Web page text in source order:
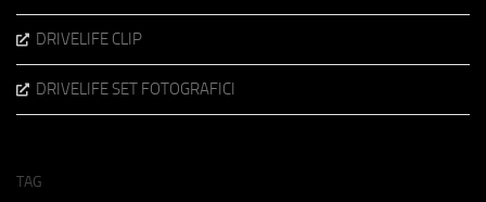
DRIVELIFE CLIP
DRIVELIFE SET FOTOGRAFICI
TAG